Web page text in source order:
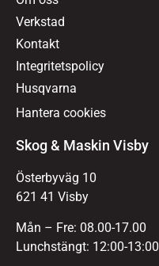
Verkstad
Kontakt
Integritetspolicy
Husqvarna
Hantera cookies
Skog & Maskin Visby
Österbyväg 10
621 41 Visby
Mån – Fre: 08.00-17.00
Lunchstängt: 12:00-13:00